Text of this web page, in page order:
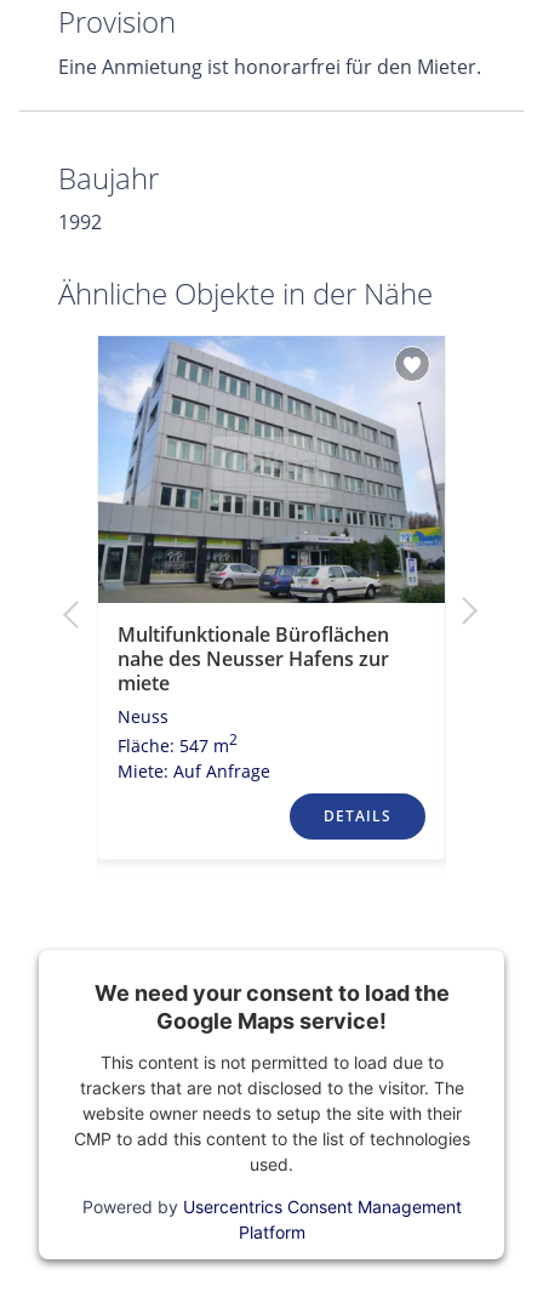
Provision
Eine Anmietung ist honorarfrei für den Mieter.
Baujahr
1992
Ähnliche Objekte in der Nähe
Multifunktionale Büroflächen
nahe des Neusser Hafens zur
miete
Neuss
Fläche: 547 m2
Miete: Auf Anfrage
DETAILS
We need your consent to load the
Google Maps service!
This content is not permitted to load due to
trackers that are not disclosed to the visitor. The
website owner needs to setup the site with their
CMP to add this content to the list of technologies
used.
Powered by Usercentrics Consent Management
Platform